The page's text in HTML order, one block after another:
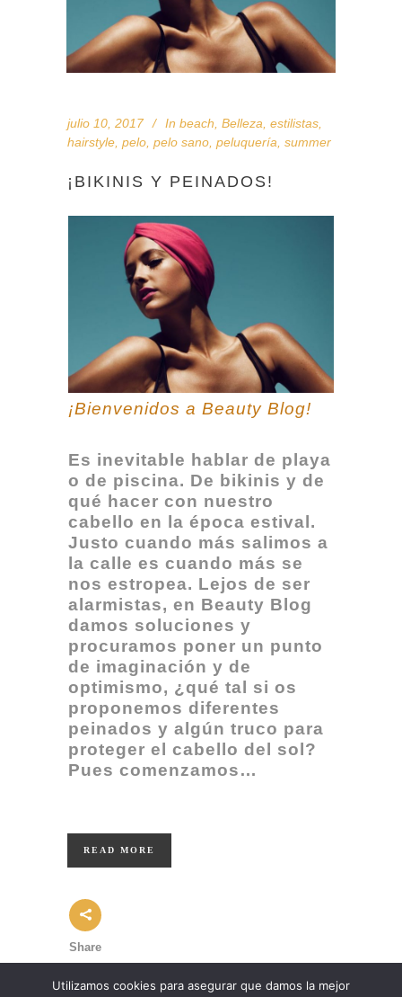
julio 10, 2017 In beach Belleza estilistas
hairstyle pelo pelo sano peluquería summer
¡BIKINIS Y PEINADOS!
¡Bienvenidos a Beauty Blog!
Es inevitable hablar de playa
o de piscina. De bikinis y de
qué hacer con nuestro
cabello en la época estival.
Justo cuando más salimos a
la calle es cuando más se
nos estropea. Lejos de ser
alarmistas, en Beauty Blog
damos soluciones y
procuramos poner un punto
de imaginación y de
optimismo, ¿qué tal si os
proponemos diferentes
peinados y algún truco para
proteger el cabello del sol?
Pues comenzamos…
READ MORE
Share
Utilizamos cookies para asegurar que damos la mejor